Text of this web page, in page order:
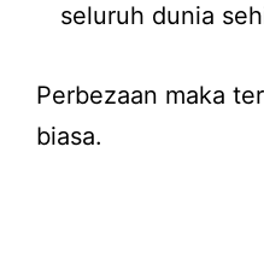
seluruh dunia
Perbezaan maka
biasa.